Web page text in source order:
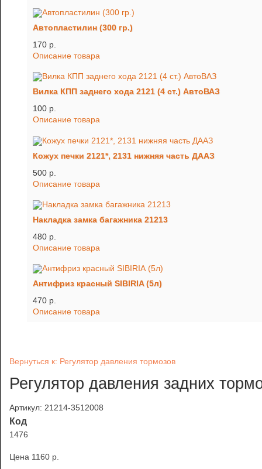
Автопластилин (300 гр.)
170 p.
Описание товара
Вилка КПП заднего хода 2121 (4 ст.) АвтоВАЗ
100 p.
Описание товара
Кожух печки 2121*, 2131 нижняя часть ДААЗ
500 p.
Описание товара
Накладка замка багажника 21213
480 p.
Описание товара
Антифриз красный SIBIRIA (5л)
470 p.
Описание товара
Вернуться к: Регулятор давления тормозов
Регулятор давления задних
Артикул: 21214-3512008
Код
1476
Цена 1160 p.